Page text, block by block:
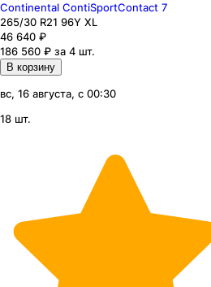
Continental ContiSportContact 7
265/30 R21 96Y XL
46 640 ₽
186 560 ₽ за 4 шт.
В корзину
вс, 16 августа, с 00:30
18 шт.